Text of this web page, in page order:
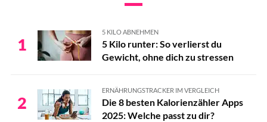
1
5 KILO ABNEHMEN
5 Kilo runter: So verlierst du
Gewicht, ohne dich zu stressen
2
ERNÄHRUNGSTRACKER IM VERGLEICH
Die 8 besten Kalorienzähler Apps
2025: Welche passt zu dir?